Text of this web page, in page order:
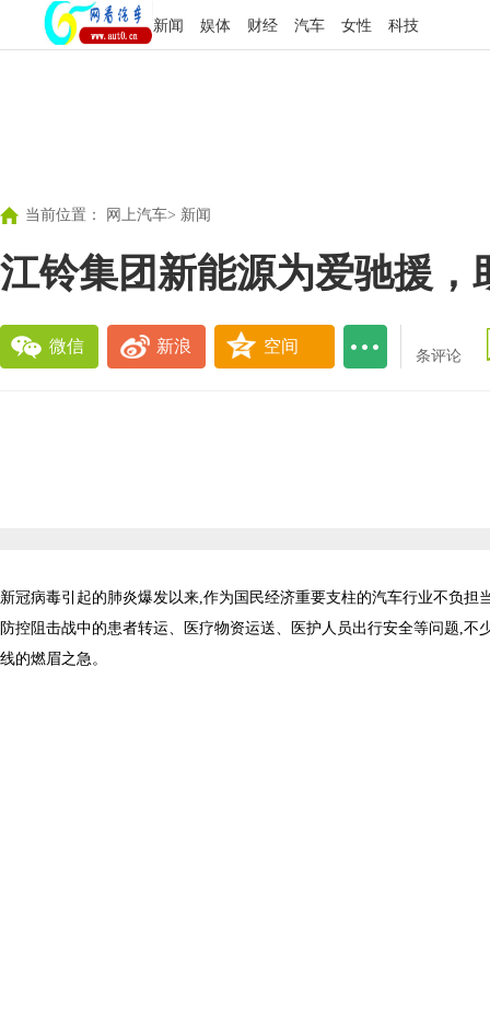
新闻 娱体 财经 汽车 女性 科技
当前位置： 网上汽车> 新闻
江铃集团新能源为爱驰援，
微信 新浪 空间
条评论
新冠病毒引起的肺炎爆发以来,作为国民经济重要支柱的汽车行业不负担
防控阻击战中的患者转运、医疗物资运送、医护人员出行安全等问题,不
线的燃眉之急。